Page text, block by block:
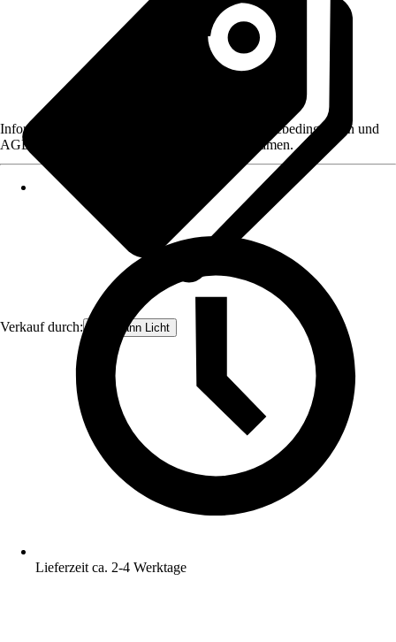
Verkauf durch: Paulmann Licht
Informationen des Verkäufers, wie z. B. Rückgabebedingungen und
AGB, finden Sie bei Klick auf den Verkäufernamen.
Lieferzeit ca. 2-4 Werktage